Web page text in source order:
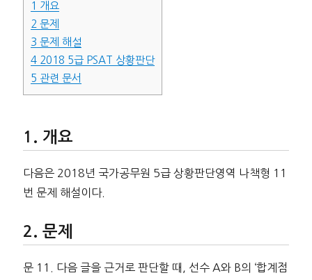
1 개요
2 문제
3 문제 해설
42018 5급 PSAT 상황판단
5 관련 문서
개요
다음은 2018년 국가공무원 5급 상황판단영역 나책형 11
번 문제 해설이다.
문제
문 11. 다음 글을 근거로 판단할 때, 선수 A와 B의 ‘합계점